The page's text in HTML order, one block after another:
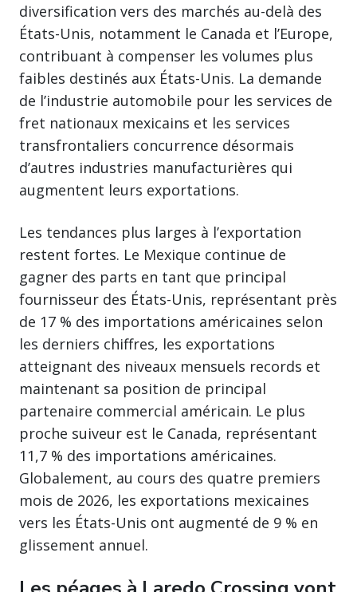
diversification vers des marchés au-delà des
États-Unis, notamment le Canada et l’Europe,
contribuant à compenser les volumes plus
faibles destinés aux États-Unis. La demande
de l’industrie automobile pour les services de
fret nationaux mexicains et les services
transfrontaliers concurrence désormais
d’autres industries manufacturières qui
augmentent leurs exportations.
Les tendances plus larges à l’exportation
restent fortes. Le Mexique continue de
gagner des parts en tant que principal
fournisseur des États-Unis, représentant près
de 17 % des importations américaines selon
les derniers chiffres, les exportations
atteignant des niveaux mensuels records et
maintenant sa position de principal
partenaire commercial américain. Le plus
proche suiveur est le Canada, représentant
11,7 % des importations américaines.
Globalement, au cours des quatre premiers
mois de 2026, les exportations mexicaines
vers les États-Unis ont augmenté de 9 % en
glissement annuel.